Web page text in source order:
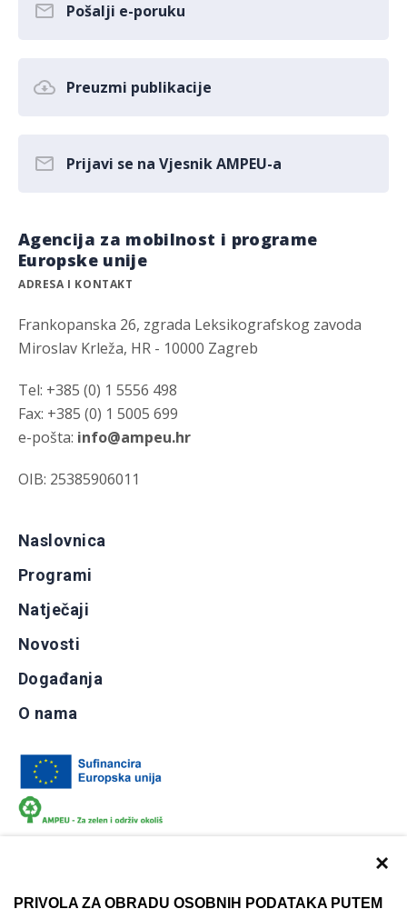
×
PRIVOLA ZA OBRADU OSOBNIH PODATAKA PUTEM
Pošalji e-poruku
Preuzmi publikacije
Prijavi se na Vjesnik AMPEU-a
Agencija za mobilnost i programe
Europske unije
ADRESA I KONTAKT
Frankopanska 26, zgrada Leksikografskog zavoda
Miroslav Krleža, HR - 10000 Zagreb
Tel: +385 (0) 1 5556 498
Fax: +385 (0) 1 5005 699
e-pošta: info@ampeu.hr
OIB: 25385906011
Naslovnica
Programi
Natječaji
Novosti
Događanja
O nama